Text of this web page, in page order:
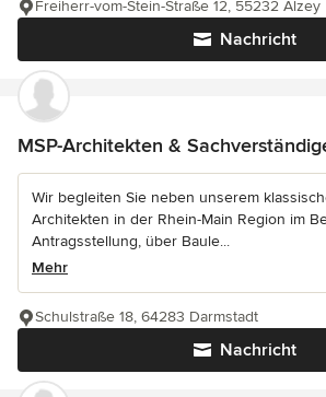
Nachricht
Freiherr-vom-Stein-Straße 12, 55232 Alzey
MSP-Architekten &
Wir begleiten Sie neben unserem
Architekten in der Rhein-Main Region im
Antragsstellung, über Baule...
Mehr
Nachricht
Schulstraße 18, 64283 Darmstadt